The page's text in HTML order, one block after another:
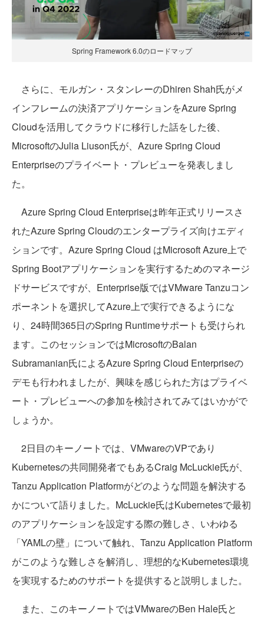
Spring Framework 6.0のロードマップ
さらに、モルガン・スタンレーのDhiren Shah氏がメ
インフレームの決済アプリケーションをAzure Spring
Cloudを活用してクラウドに移行した話をした後、
MicrosoftのJulia Liuson氏が、Azure Spring Cloud
Enterpriseのプライベート・プレビューを発表しまし
た。
Azure Spring Cloud Enterpriseは昨年正式リリースさ
れたAzure Spring Cloudのエンタープライズ向けエディ
ションです。Azure Spring Cloud はMicrosoft Azure上で
Spring Bootアプリケーションを実行するためのマネージ
ドサービスですが、Enterprise版ではVMware Tanzuコン
ポーネントを選択してAzure上で実行できるようにな
り、24時間365日のSpring Runtimeサポートも受けられ
ます。このセッションではMicrosoftのBalan
Subramanian氏によるAzure Spring Cloud Enterpriseの
デモも行われましたが、興味を感じられた方はプライベ
ート・プレビューへの参加を検討されてみてはいかがで
しょうか。
2日目のキーノートでは、VMwareのVPであり
Kubernetesの共同開発者でもあるCraig McLuckie氏が、
Tanzu Application Platformがどのような問題を解決する
かについて語りました。McLuckie氏はKubernetesで最初
のアプリケーションを設定する際の難しさ、いわゆる
「YAMLの壁」について触れ、Tanzu Application Platform
がこのような難しさを解消し、理想的なKubernetes環境
を実現するためのサポートを提供すると説明しました。
また、このキーノートではVMwareのBen Hale氏と